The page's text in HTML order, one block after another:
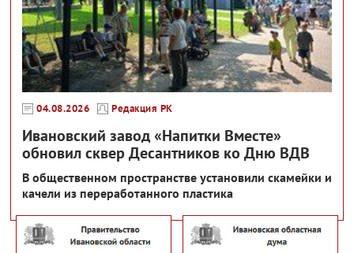
04.08.2026 Редакция РК
Ивановский завод «Напитки Вместе»
обновил сквер Десантников ко Дню ВДВ
В общественном пространстве установили скамейки и
качели из переработанного пластика